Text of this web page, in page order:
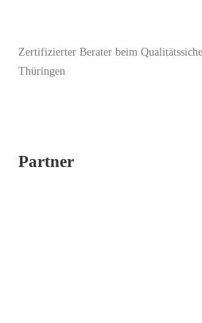
Zertifizierter Berater beim
Thüringen
Partner